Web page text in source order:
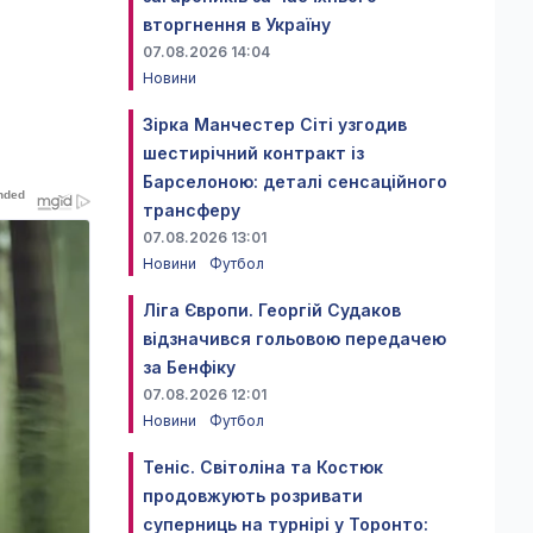
вторгнення в Україну
07.08.2026 14:04
Новини
Зірка Манчестер Сіті узгодив
шестирічний контракт із
Барселоною: деталі сенсаційного
трансферу
07.08.2026 13:01
Новини
Футбол
Ліга Європи. Георгій Судаков
відзначився гольовою передачею
за Бенфіку
07.08.2026 12:01
Новини
Футбол
Теніс. Світоліна та Костюк
продовжують розривати
суперниць на турнірі у Торонто: